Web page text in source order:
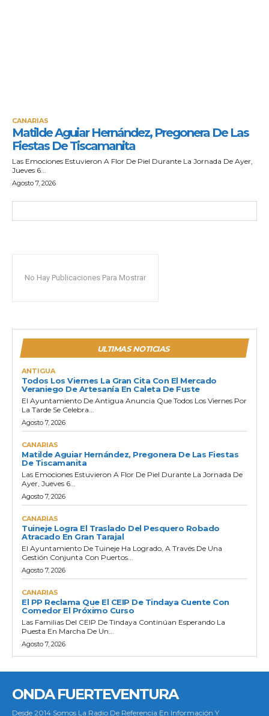
CANARIAS
Matilde Aguiar Hernández, Pregonera De Las
Fiestas De Tiscamanita
Las Emociones Estuvieron A Flor De Piel Durante La Jornada De Ayer,
Jueves 6...
Agosto 7, 2026
No Hay Publicaciones Para Mostrar
ULTIMAS NOTICIAS
ANTIGUA
Todos Los Viernes La Gran Cita Con El Mercado
Veraniego De Artesanía En Caleta De Fuste
El Ayuntamiento De Antigua Anuncia Que Todos Los Viernes Por
La Tarde Se Celebra...
Agosto 7, 2026
CANARIAS
Matilde Aguiar Hernández, Pregonera De Las Fiestas
De Tiscamanita
Las Emociones Estuvieron A Flor De Piel Durante La Jornada De
Ayer, Jueves 6...
Agosto 7, 2026
CANARIAS
Tuineje Logra El Traslado Del Pesquero Robado
Atracado En Gran Tarajal
El Ayuntamiento De Tuineje Ha Logrado, A Través De Una
Gestión Conjunta Con Puertos...
Agosto 7, 2026
CANARIAS
El PP Reclama Que El CEIP De Tindaya Cuente Con
Comedor El Próximo Curso
Las Familias Del CEIP De Tindaya Continúan Esperando La
Puesta En Marcha De Un...
Agosto 7, 2026
ONDA FUERTEVENTURA
Desde 2014 Somos La Radio De Referencia En Información Y